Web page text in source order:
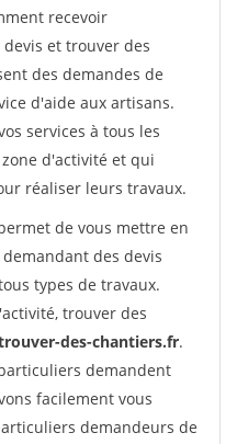
recevoir
et trouver des
des demandes de
d'aide aux artisans.
services à tous les
d'activité et qui
réaliser leurs travaux.
de vous mettre en
des devis
types de travaux.
trouver des
des-chantiers.fr.
demandent
facilement vous
demandeurs de